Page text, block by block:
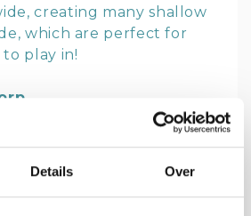
Details Over
creating many shallow
which are perfect for
play in!
currently mill the corn.
Dorp mill sells organic